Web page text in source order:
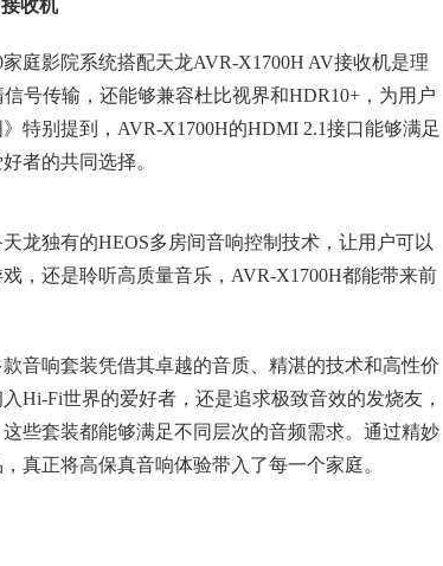
收机
庭影院系统搭配天龙AVR-X1700H AV接收机是理
号传输，还能够兼容杜比视界和HDR10+，为用户
特别提到，AVR-X1700H的HDMI 2.1接口能够满足
者的共同选择。
龙独有的HEOS多房间音响控制技术，让用户可以
，还是聆听高质量音乐，AVR-X1700H都能带来前
音响套装凭借其卓越的音质、精湛的技术和高性价
Hi-Fi世界的爱好者，还是追求极致音效的发烧友，
些套装都能够满足不同层次的音频需求。通过精妙
真正将高保真音响体验带入了每一个家庭。